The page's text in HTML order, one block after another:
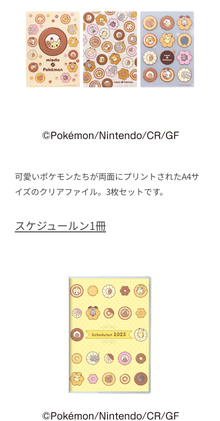
可愛いポケモンたちが両面にプリントされたA4サ
イズのクリアファイル。3枚セットです。
スケジュールン1冊